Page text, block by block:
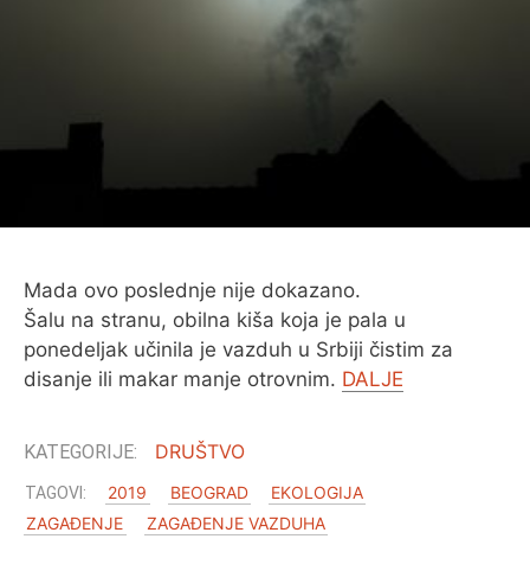
Mada ovo poslednje nije dokazano.
Šalu na stranu, obilna kiša koja je pala u
ponedeljak učinila je vazduh u Srbiji čistim za
disanje ili makar manje otrovnim. DALJE
DRUŠTVO
2019 BEOGRAD
EKOLOGIJA
ZAGAĐENJE
ZAGAĐENJE VAZDUHA